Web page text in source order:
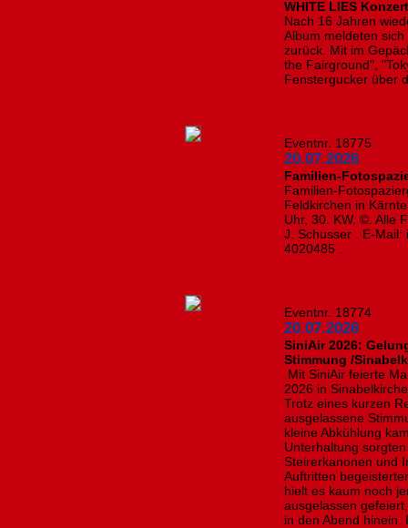
WHITE LIES
Nach 16 Jahren
Album meldeten
zurück. Mit im
the Fairground",
Fenstergucker über
Eventnr. 18775
20.07.2026
Familien-
Familien-
Feldkirchen in
Uhr, 30. KW. ©. Alle
J. Schusser . E-
4020485 .
Eventnr. 18774
20.07.2026
SiniAir 2026:
Stimmung /
Mit SiniAir feierte
2026 in
Trotz eines kurzen
ausgelassene
kleine Abkühlung
Unterhaltung
Steirerkanonen und
Auftritten
hielt es kaum noch
ausgelassen
in den Abend hinein.